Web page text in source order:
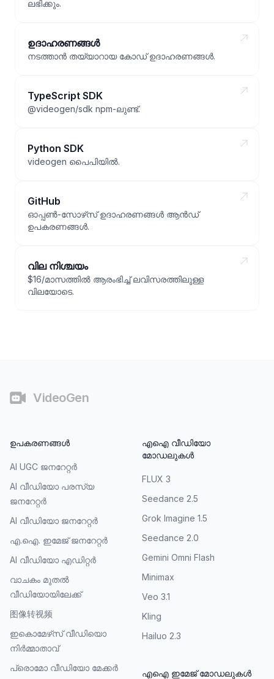
ലഭിക്കും.
ഉദാഹരണങ്ങൾ
നടത്താൻ തയ്യാറായ കോഡ് ഉദാഹരണങ്ങൾ.
TypeScript SDK
@videogen/sdk npm-ലുണ്ട്.
Python SDK
videogen പൈപിയിൽ.
GitHub
ഓപ്പൺ-സോഴ്‌സ് ഉദാഹരണങ്ങൾ ആൻഡ്
ഉപകരണങ്ങൾ.
വില നിശ്ചയം
$16/മാസത്തിൽ ആരംഭിച്ച് ലവിസരത്തിലുള്ള
വിലയോടെ.
VideoGen
ഉപകരണങ്ങൾ
AI UGC ജനറേറ്റർ
AI വീഡിയോ പരസ്യ
ജനറേറ്റർ
AI വീഡിയോ ജനറേറ്റർ
എ.ഐ. ഇമേജ് ജനറേറ്റർ
AI വീഡിയോ എഡിറ്റർ
വാചകം മുതൽ
വീഡിയോയിലേക്ക്
图像转视频
ഇകൊമേഴ്‌സ് വീഡിയൊ
നിർമ്മാതാവ്
പ്രൊമോ വീഡിയോ മേക്കർ
എഐ വീഡിയോ
മോഡലുകൾ
FLUX 3
Seedance 2.5
Grok Imagine 1.5
Seedance 2.0
Gemini Omni Flash
Minimax
Veo 3.1
Kling
Hailuo 2.3
എഐ ഇമേജ് മോഡലുകൾ